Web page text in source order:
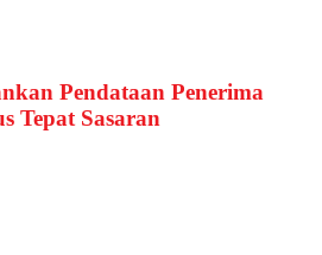
Pendataan Penerima
Tepat Sasaran